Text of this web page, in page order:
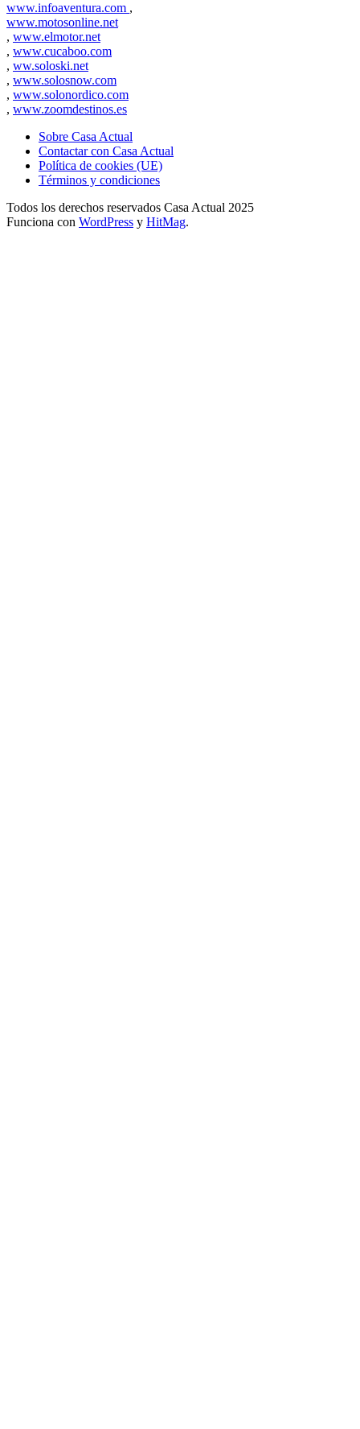
www.infoaventura.com ,
www.motosonline.net
, www.elmotor.net
, www.cucaboo.com
, ww.soloski.net
, www.solosnow.com
, www.solonordico.com
, www.zoomdestinos.es
Sobre Casa Actual
Contactar con Casa Actual
Política de cookies (UE)
Términos y condiciones
Todos los derechos reservados Casa Actual 2025
Funciona con WordPress y HitMag.